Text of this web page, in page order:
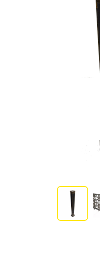
Памятники с